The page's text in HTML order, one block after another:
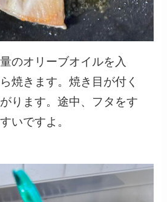
のオリーブオイルを入
焼きます。焼き目が付く
ります。途中、フタをす
いですよ。